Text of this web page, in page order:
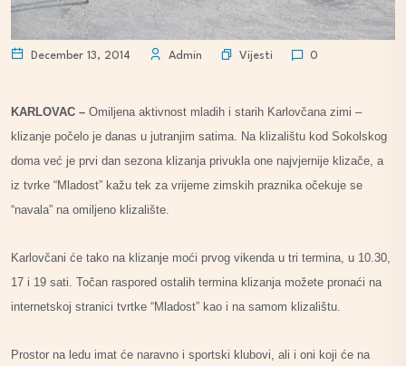
December 13, 2014 Admin Vijesti 0
KARLOVAC – Omiljena aktivnost mladih i starih Karlovčana zimi –
klizanje počelo je danas u jutranjim satima. Na klizalištu kod Sokolskog
doma već je prvi dan sezona klizanja privukla one najvjernije klizače, a
iz tvrke “Mladost” kažu tek za vrijeme zimskih praznika očekuje se
“navala” na omiljeno klizalište.
Karlovčani će tako na klizanje moći prvog vikenda u tri termina, u 10.30,
17 i 19 sati. Točan raspored ostalih termina klizanja možete pronaći na
internetskoj stranici tvrtke “Mladost” kao i na samom klizalištu.
Prostor na ledu imat će naravno i sportski klubovi, ali i oni koji će na